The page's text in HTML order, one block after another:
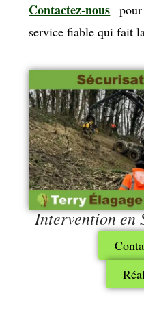
Contactez-nous
service fiable qui fait
Intervention en